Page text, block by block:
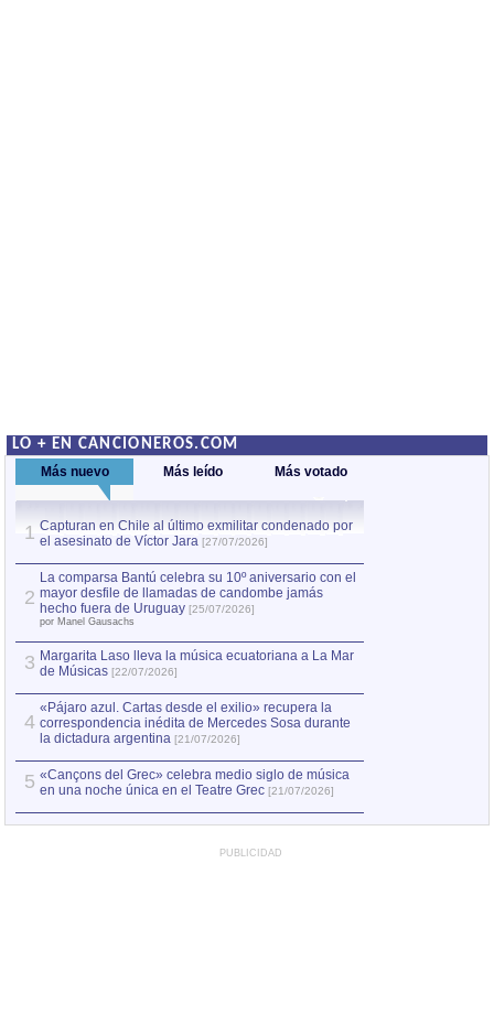
LO + EN CANCIONEROS.COM
Más nuevo Más leído Más votado
1 Capturan en Chile al último exmilitar condenado por
el asesinato de Víctor Jara [27/07/2026]
2
La comparsa Bantú celebra su 10º aniversario con el
mayor desfile de llamadas de candombe jamás
hecho fuera de Uruguay [25/07/2026]
por Manel Gausachs
3 Margarita Laso lleva la música ecuatoriana a La Mar
de Músicas [22/07/2026]
4
«Pájaro azul. Cartas desde el exilio» recupera la
correspondencia inédita de Mercedes Sosa durante
la dictadura argentina [21/07/2026]
5 «Cançons del Grec» celebra medio siglo de música
en una noche única en el Teatre Grec [21/07/2026]
PUBLICIDAD